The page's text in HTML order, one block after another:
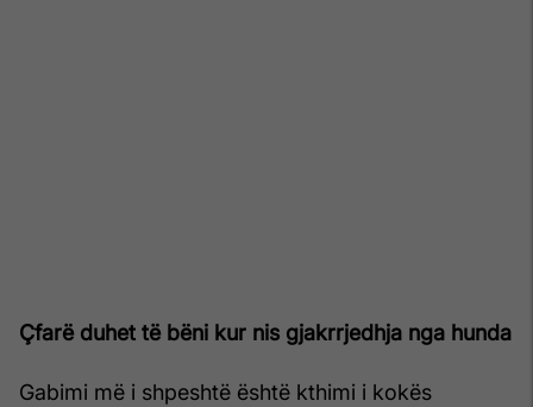
Çfarë duhet të bëni kur nis gjakrrjedhja nga hunda
Gabimi më i shpeshtë është kthimi i kokës